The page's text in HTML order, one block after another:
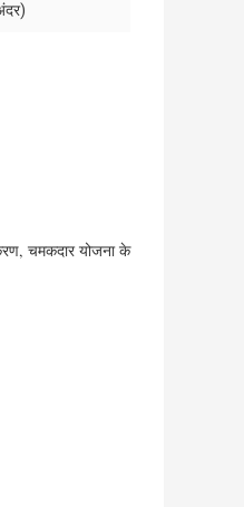
चमकदार योजना के